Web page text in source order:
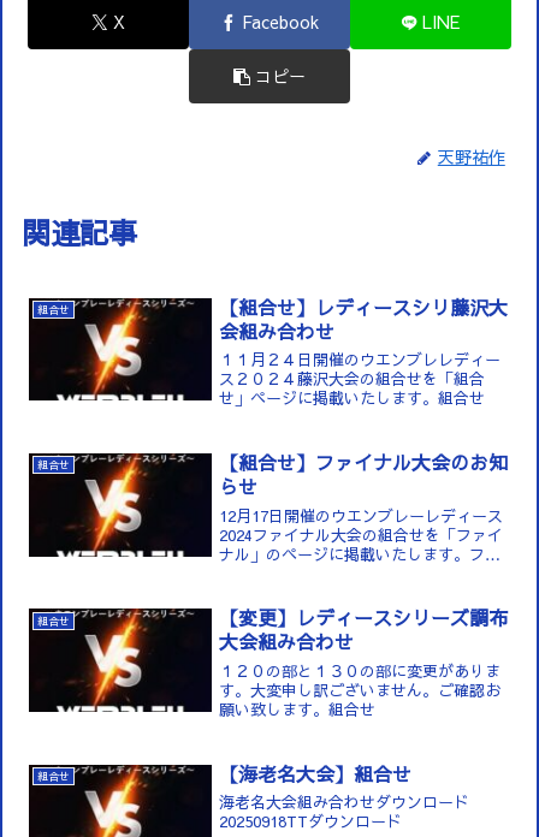
X Facebook LINE
コピー
天野祐作
関連記事
組合せ
【組合せ】レディースシリ藤沢大
会組み合わせ
１１月２４日開催のウエンブレレディー
ス２０２４藤沢大会の組合せを「組合
せ」ページに掲載いたします。組合せ
組合せ
【組合せ】ファイナル大会のお知
らせ
12月17日開催のウエンブレーレディース
2024ファイナル大会の組合せを「ファイ
ナル」のページに掲載いたします。ファ
組合せ
【変更】レディースシリーズ調布
大会組み合わせ
１２０の部と１３０の部に変更がありま
す。大変申し訳ございません。ご確認お
願い致します。組合せ
組合せ 【海老名大会】組合せ
海老名大会組み合わせダウンロード
20250918TTダウンロード